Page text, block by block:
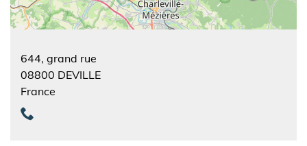
644, grand rue
08800 DEVILLE
France